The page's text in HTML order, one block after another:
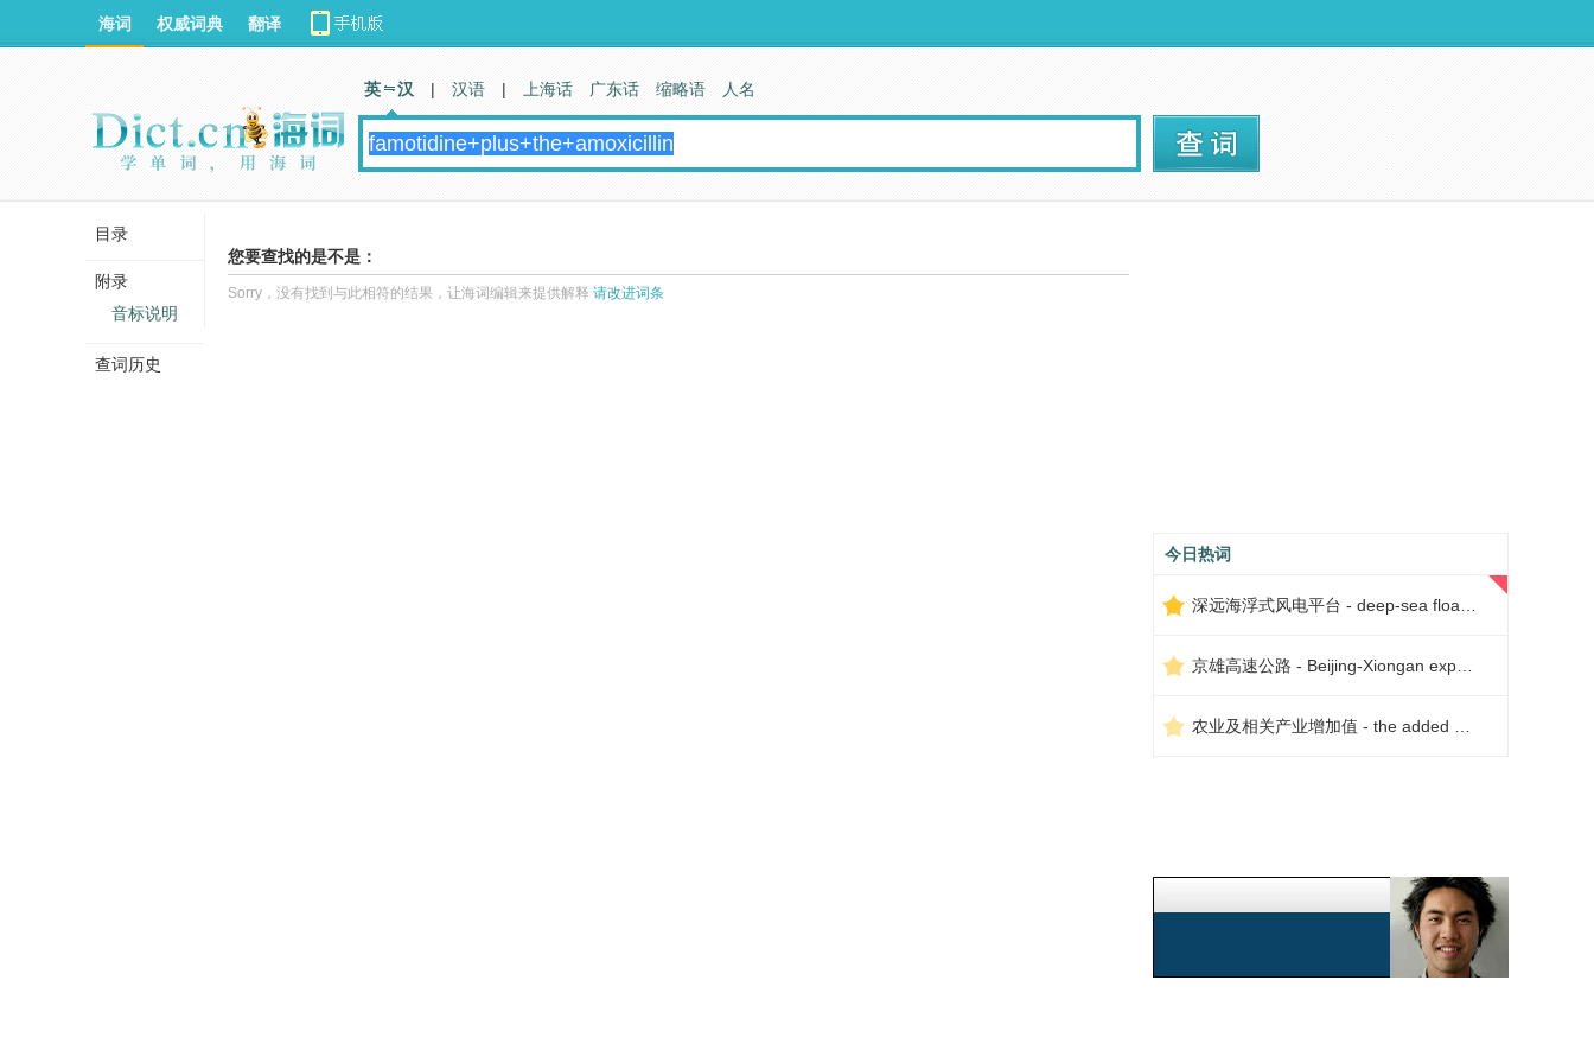
您要查找的是不是：
Sorry，没有找到与此相符的结果，让海词编辑来提供解释 请改进词条
今日热词
海词 权威词典 翻译
英 汉 | 汉语 | 上海话 广东话 缩略语 人名
目录
附录
音标说明
查词历史